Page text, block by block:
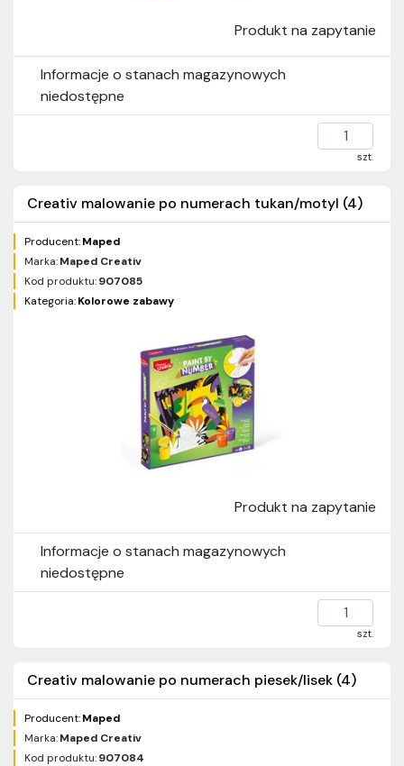
Produkt na zapytanie
Informacje o stanach magazynowych
niedostępne
szt.
Creativ malowanie po numerach tukan/motyl (4)
Producent:Maped
Marka:Maped Creativ
Kod produktu:907085
Kategoria:Kolorowe zabawy
Produkt na zapytanie
Informacje o stanach magazynowych
niedostępne
szt.
Creativ malowanie po numerach piesek/lisek (4)
Producent:Maped
Marka:Maped Creativ
Kod produktu:907084